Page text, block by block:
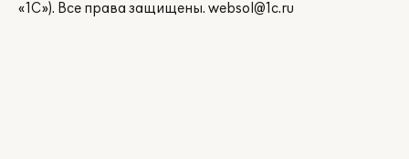
«1С»). Все права защищены. websol@1c.ru